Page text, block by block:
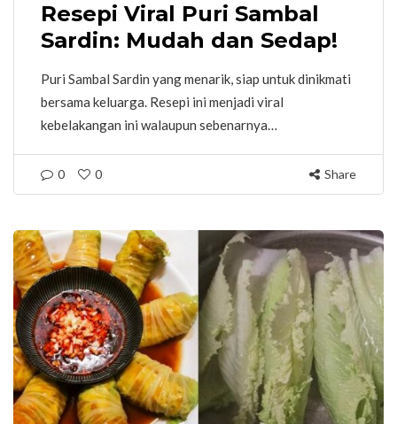
Resepi Viral Puri Sambal
Sardin: Mudah dan Sedap!
Puri Sambal Sardin yang menarik, siap untuk dinikmati
bersama keluarga. Resepi ini menjadi viral
kebelakangan ini walaupun sebenarnya…
0 0 Share